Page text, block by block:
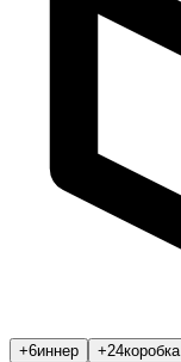
+6иннер +24коробка